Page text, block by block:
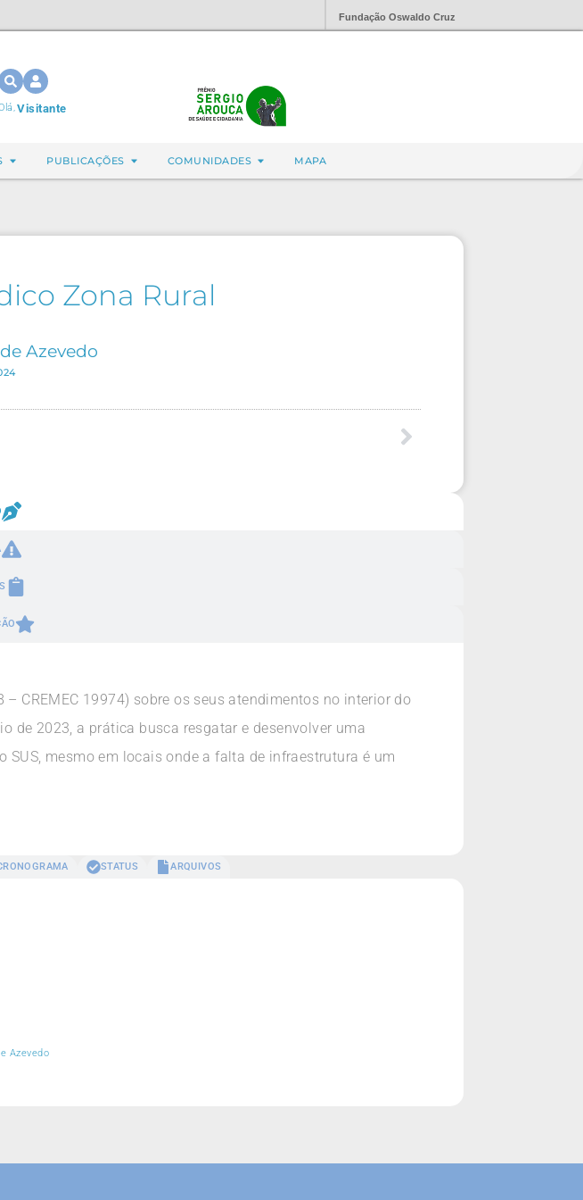
Fundação Oswaldo Cruz
Visitante
PUBLICAÇÕES COMUNIDADES MAPA
Zona Rural
Azevedo
CREMEC 19974) sobre os seus atendimentos no interior do
de 2023, a prática busca resgatar e desenvolver uma
mesmo em locais onde a falta de infraestrutura é um
STATUS ARQUIVOS
Azevedo